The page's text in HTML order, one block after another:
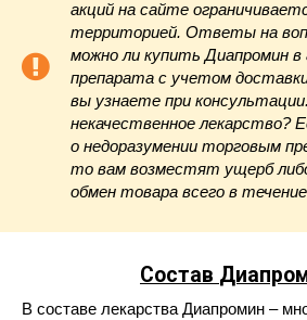
акций на сайте
территорией. Ответы на
можно ли купить Диапромин в
препарата с учетом
вы узнаете при
некачественное лекарство?
о недоразумении торговым
то вам возместят ущерб
обмен товара всего в
Состав
В составе лекарства Диапромин –